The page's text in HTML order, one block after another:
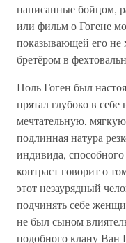
написанные бойцом,
или фильм о Гогене
показывающей его не
бретёром в
Поль Гоген был
прятал глубоко в
мечтательную,
подлинная натура
индивида,
контраст говорит о
этот незаурядный
подчинять себе
не был сыном
подобного клану Ван